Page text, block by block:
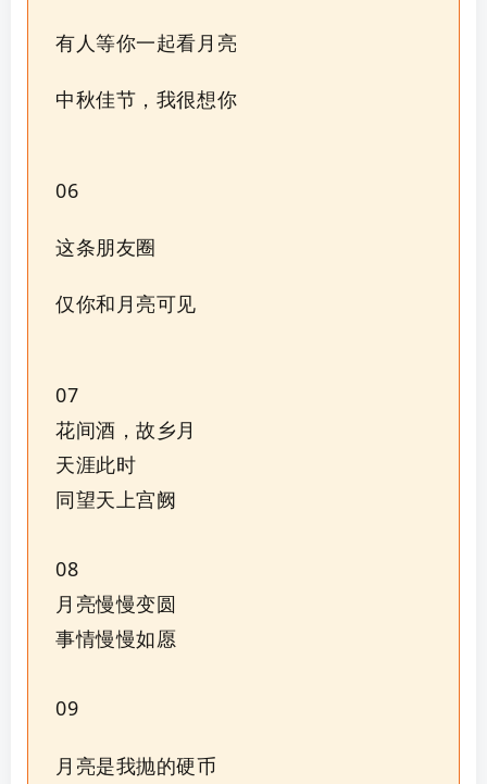
有人等你一起看月亮
中秋佳节，我很想你
06
这条朋友圈
仅你和月亮可见
07
花间酒，故乡月
天涯此时
同望天上宫阙
08
月亮慢慢变圆
事情慢慢如愿
09
月亮是我抛的硬币